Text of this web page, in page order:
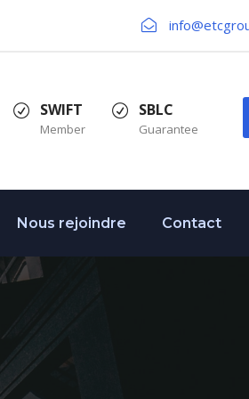
SWIFT
Member
SBLC
Guarantee
Nous rejoindre Contact